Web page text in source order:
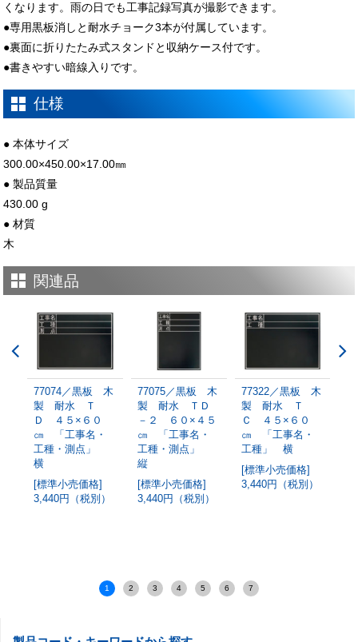
くなります。雨の日でも工事記録写真が撮影できます。
●専用黒板消しと耐水チョーク3本が付属しています。
●裏面に折りたたみ式スタンドと収納ケース付です。
●書きやすい暗線入りです。
仕様
● 本体サイズ
300.00×450.00×17.00㎜
● 製品質量
430.00 g
● 材質
木
関連品
77074／黒板 木
製 耐水 Ｔ
Ｄ ４５×６０
㎝ 「工事名・
工種・測点」
横
[標準小売価格]
3,440円（税別）
77075／黒板 木
製 耐水 ＴＤ
－２ ６０×４５
㎝ 「工事名・
工種・測点」
縦
[標準小売価格]
3,440円（税別）
77322／黒板 木
製 耐水 Ｔ
Ｃ ４５×６０
㎝ 「工事名・
工種」 横
[標準小売価格]
3,440円（税別）
1 2 3 4 5 6 7